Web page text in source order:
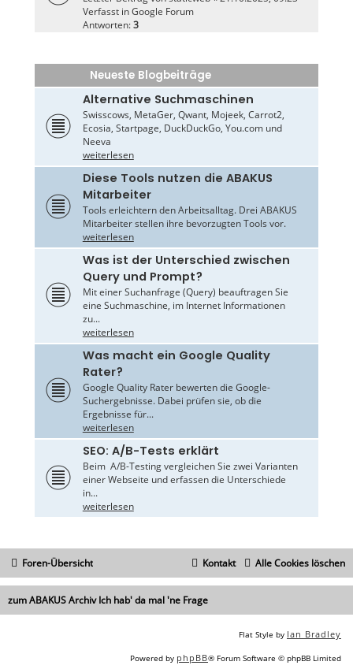
Verfasst inGoogle Forum
Antworten:3
Neueste Blogbeiträge
Alternative Suchmaschinen
Swisscows, MetaGer, Qwant, Mojeek, Carrot2,
Ecosia, Startpage, DuckDuckGo, You.com und
Neeva
weiterlesen
Diese Tools nutzen die ABAKUS
Mitarbeiter
Tools erleichtern den Arbeitsalltag. Drei ABAKUS
Mitarbeiter stellen ihre bevorzugten Tools vor.
weiterlesen
Was ist der Unterschied zwischen
Query und Prompt?
Mit einer Suchanfrage (Query) beauftragen Sie
eine Suchmaschine, im Internet Informationen
zu...
weiterlesen
Was macht ein Google Quality
Rater?
Google Quality Rater bewerten die Google-
Suchergebnisse. Dabei prüfen sie, ob die
Ergebnisse für...
weiterlesen
SEO: A/B-Tests erklärt
Beim A/B-Testing vergleichen Sie zwei Varianten
einer Webseite und erfassen die Unterschiede
in...
weiterlesen
Foren-Übersicht Alle Cookies löschen
Kontakt
zum ABAKUS Archiv Ich hab' da mal 'ne Frage
Flat Style by Ian Bradley
Powered by phpBB® Forum Software © phpBB Limited